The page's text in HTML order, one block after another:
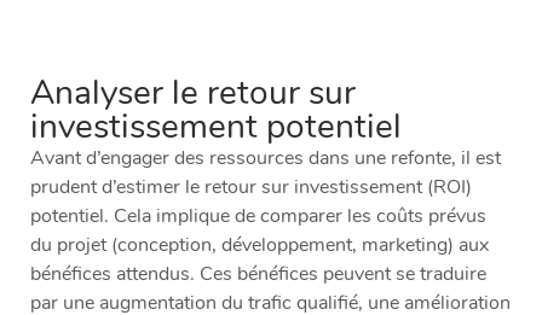
Analyser le retour sur
investissement potentiel
Avant d’engager des ressources dans une refonte, il est
prudent d’estimer le retour sur investissement (ROI)
potentiel. Cela implique de comparer les coûts prévus
du projet (conception, développement, marketing) aux
bénéfices attendus. Ces bénéfices peuvent se traduire
par une augmentation du trafic qualifié, une amélioration